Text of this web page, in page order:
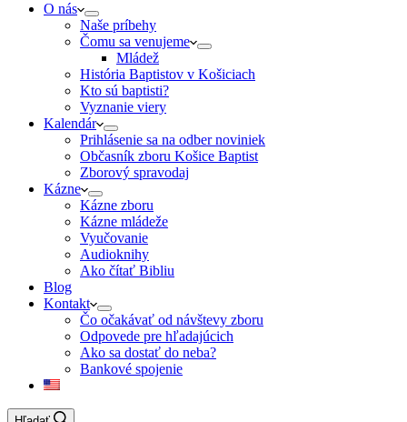
O nás
Naše príbehy
Čomu sa venujeme
Mládež
História Baptistov v Košiciach
Kto sú baptisti?
Vyznanie viery
Kalendár
Prihlásenie sa na odber noviniek
Občasník zboru Košice Baptist
Zborový spravodaj
Kázne
Kázne zboru
Kázne mládeže
Vyučovanie
Audioknihy
Ako čítať Bibliu
Blog
Kontakt
Čo očakávať od návštevy zboru
Odpovede pre hľadajúcich
Ako sa dostať do neba?
Bankové spojenie